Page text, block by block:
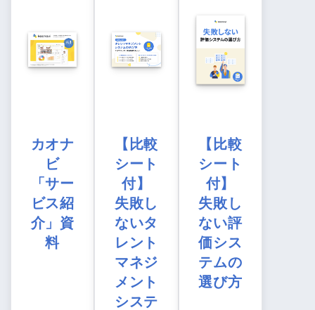
カオナ
ビ
「サー
ビス紹
介」資
料
【比較
シート
付】
失敗し
ないタ
レント
マネジ
メント
システ
【比較
シート
付】
失敗し
ない評
価シス
テムの
選び方